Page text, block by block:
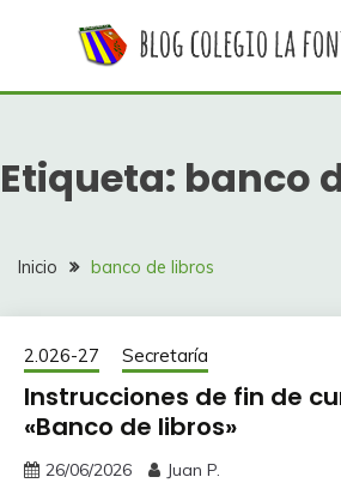
COLEGIO LA
FONTAINE
colegio La Fontaine
Etiqueta: banco
Inicio banco de libros
2.026-27 Secretaría
Instrucciones de fin de
«Banco de libros»
26/06/2026 Juan P.